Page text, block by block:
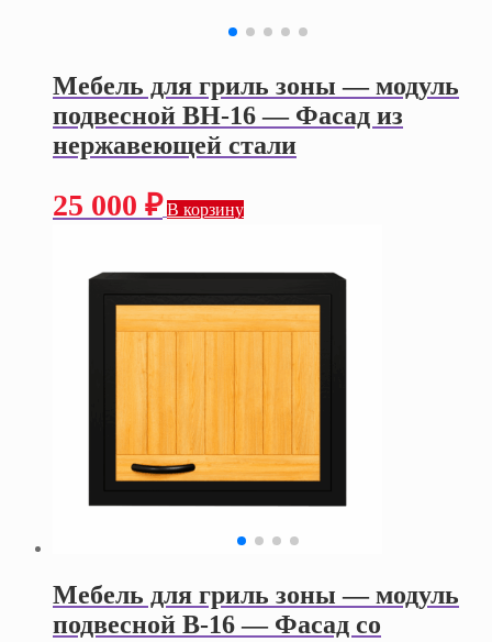
Мебель для гриль зоны — модуль
подвесной ВН-16 — Фасад из
нержавеющей стали
25 000 ₽ В корзину
Мебель для гриль зоны — модуль
подвесной В-16 — Фасад со